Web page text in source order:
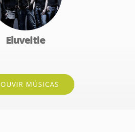
Eluveitie
OUVIR MÚSICAS